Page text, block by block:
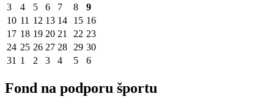
3
4 5 6 7 8
9
10 11 12 13 14 15 16
17 18 19 20 21 22 23
24 25 26 27 28 29 30
31 1 2 3 4 5 6
Fond na podporu športu